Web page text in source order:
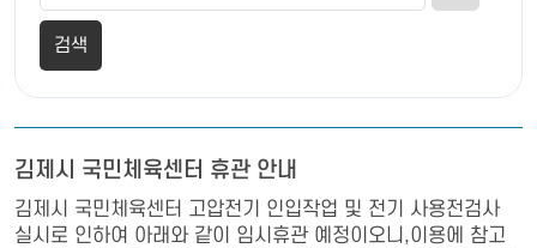
김제시 국민체육센터 휴관 안내
김제시 국민체육센터 고압전기 인입작업 및 전기 사용전검사
실시로 인하여 아래와 같이 임시휴관 예정이오니,이용에 참고